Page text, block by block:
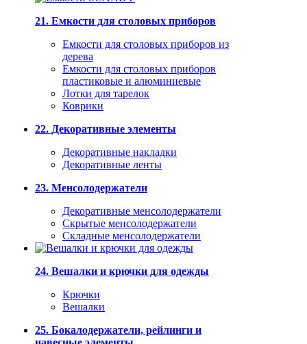
21. Емкости для столовых приборов
Емкости для столовых приборов из
дерева
Емкости для столовых приборов
пластиковые и алюминиевые
Лотки для тарелок
Коврики
22. Декоративные элементы
Декоративные накладки
Декоративные ленты
23. Менсолодержатели
Декоративные менсолодержатели
Скрытые менсолодержатели
Складные менсолодержатели
24. Вешалки и крючки для одежды
Крючки
Вешалки
25. Бокалодержатели, рейлинги и